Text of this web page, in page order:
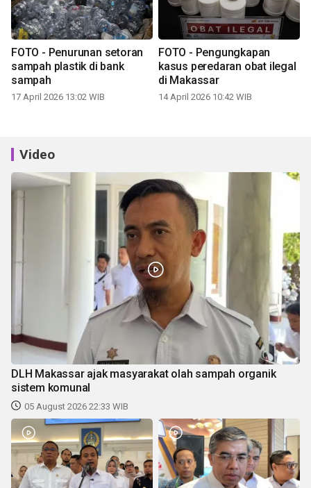
FOTO - Penurunan setoran
sampah plastik di bank
sampah
17 April 2026 13:02 WIB
FOTO - Pengungkapan
kasus peredaran obat ilegal
di Makassar
14 April 2026 10:42 WIB
Video
DLH Makassar ajak masyarakat olah sampah organik
sistem komunal
05 August 2026 22:33 WIB